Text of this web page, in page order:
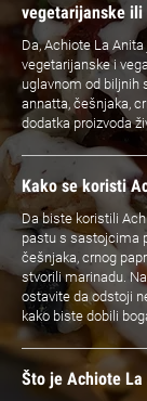
vegetarijanske ili
Da, Achiote La
vegetarijanske i
uglavnom od biljnih
annatta, češnjaka,
dodatka proizvoda
Kako se koristi
Da biste koristili
pastu s sastojcima
češnjaka, crnog
stvorili marinadu.
ostavite da odstoji
kako biste dobili
Što je Achiote La